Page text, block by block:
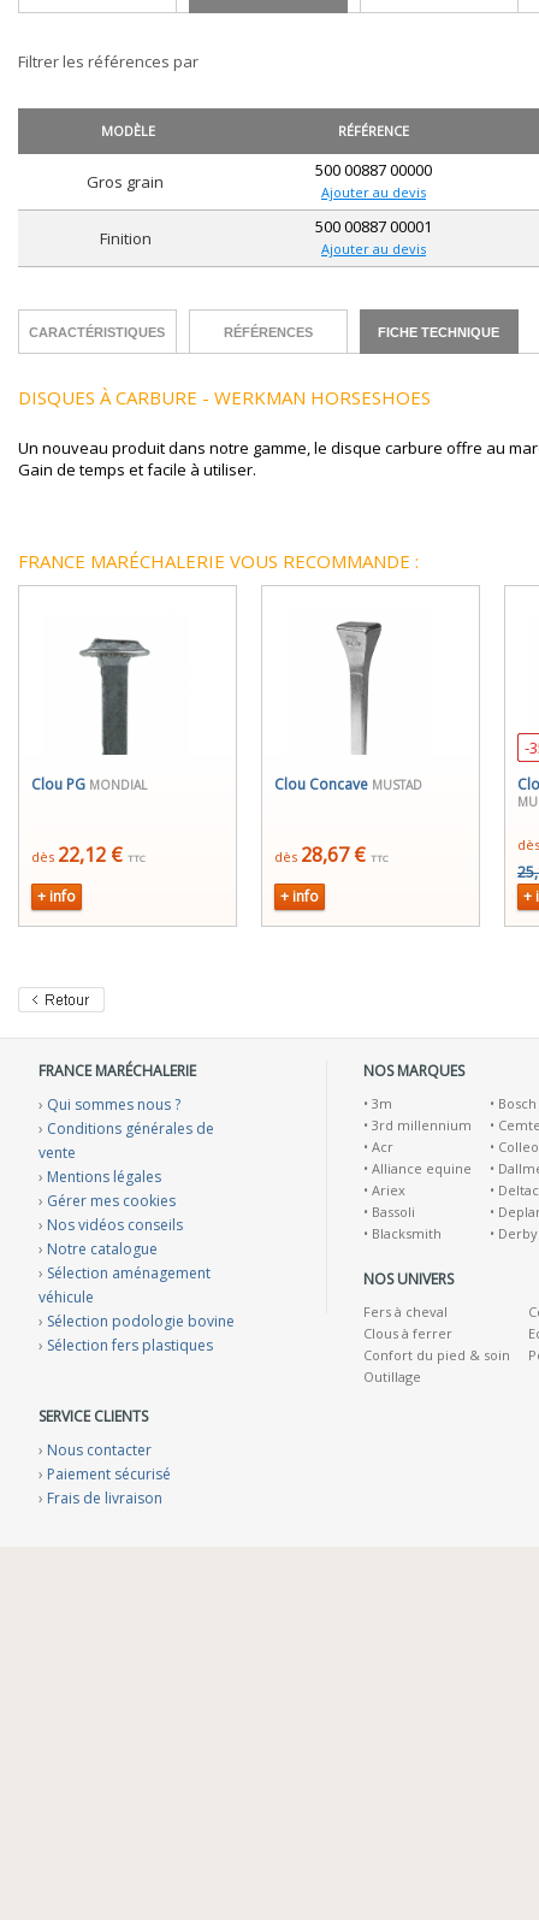
Filtrer les références par
MODÈLE RÉFÉRENCE
gros grain
500 00887 00000
Ajouter au devis
finition
500 00887 00001
Ajouter au devis
CARACTÉRISTIQUES RÉFÉRENCES FICHE TECHNIQUE
DISQUES À CARBURE - WERKMAN HORSESHOES
Un nouveau produit dans notre gamme, le disque carbure offre au
Gain de temps et facile à utiliser.
FRANCE MARÉCHALERIE VOUS RECOMMANDE :
Clou PG MONDIAL
dès 22,12 € TTC
+ info
Clou Concave MUSTAD
dès 28,67 € TTC
+ info
-
+
FRANCE MARÉCHALERIE
› Qui sommes nous ?
› Conditions générales de
vente
› Mentions légales
› Gérer mes cookies
› Nos vidéos conseils
› Notre catalogue
› Sélection aménagement
véhicule
› Sélection podologie bovine
› Sélection fers plastiques
SERVICE CLIENTS
› Nous contacter
› Paiement sécurisé
› Frais de livraison
NOS MARQUES
• 3m
• 3rd millennium
• Acr
• Alliance equine
• Ariex
• Bassoli
• Blacksmith
• Bosch
•
•
•
•
•
• Derby
NOS UNIVERS
Fers à cheval
Clous à ferrer
Confort du pied & soin
Outillage